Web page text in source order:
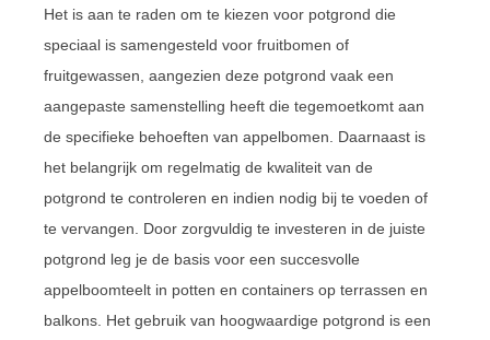
Het is aan te raden om te kiezen voor potgrond die
speciaal is samengesteld voor fruitbomen of
fruitgewassen, aangezien deze potgrond vaak een
aangepaste samenstelling heeft die tegemoetkomt aan
de specifieke behoeften van appelbomen. Daarnaast is
het belangrijk om regelmatig de kwaliteit van de
potgrond te controleren en indien nodig bij te voeden of
te vervangen. Door zorgvuldig te investeren in de juiste
potgrond leg je de basis voor een succesvolle
appelboomteelt in potten en containers op terrassen en
balkons. Het gebruik van hoogwaardige potgrond is een